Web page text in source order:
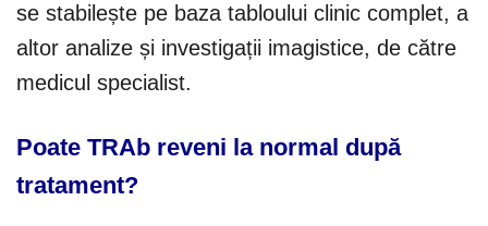
se stabilește pe baza tabloului clinic complet, a
altor analize și investigații imagistice, de către
medicul specialist.
Poate TRAb reveni la normal după
tratament?